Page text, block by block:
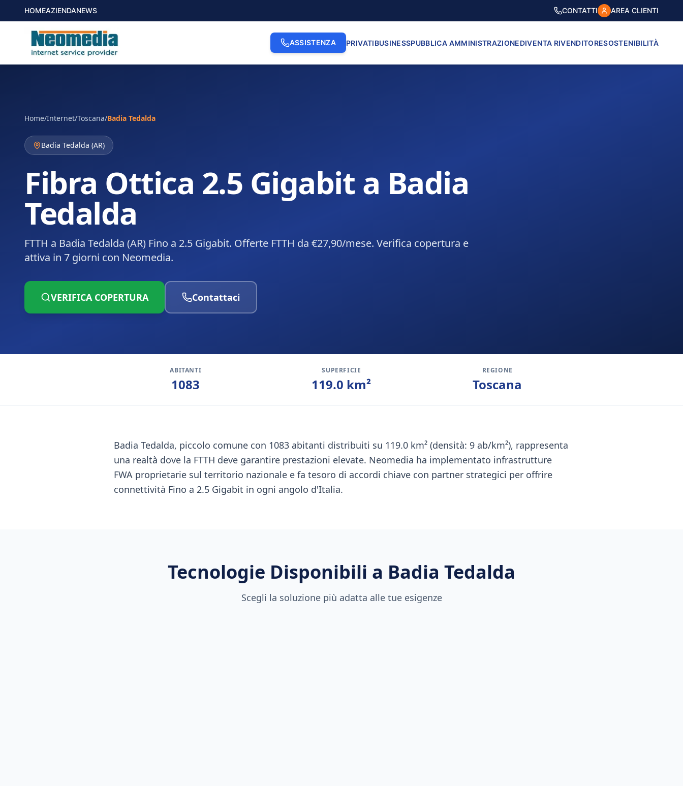
HOMEAZIENDANEWS CONTATTI AREA CLIENTI
ASSISTENZA PRIVATIBUSINESSPUBBLICA AMMINISTRAZIONEDIVENTA RIVENDITORESOSTENIBILITÀ
Home/Internet/Toscana/Badia Tedalda
Badia Tedalda (AR)
Fibra Ottica 2.5 Gigabit a Badia
Tedalda
FTTH a Badia Tedalda (AR) Fino a 2.5 Gigabit. Offerte FTTH da €27,90/mese. Verifica copertura e
attiva in 7 giorni con Neomedia.
VERIFICA COPERTURA Contattaci
ABITANTI
1083
SUPERFICIE
119.0 km²
REGIONE
Toscana
Badia Tedalda, piccolo comune con 1083 abitanti distribuiti su 119.0 km² (densità: 9 ab/km²), rappresenta
una realtà dove la FTTH deve garantire prestazioni elevate. Neomedia ha implementato infrastrutture
FWA proprietarie sul territorio nazionale e fa tesoro di accordi chiave con partner strategici per offrire
connettività Fino a 2.5 Gigabit in ogni angolo d'Italia.
Tecnologie Disponibili a Badia Tedalda
Scegli la soluzione più adatta alle tue esigenze